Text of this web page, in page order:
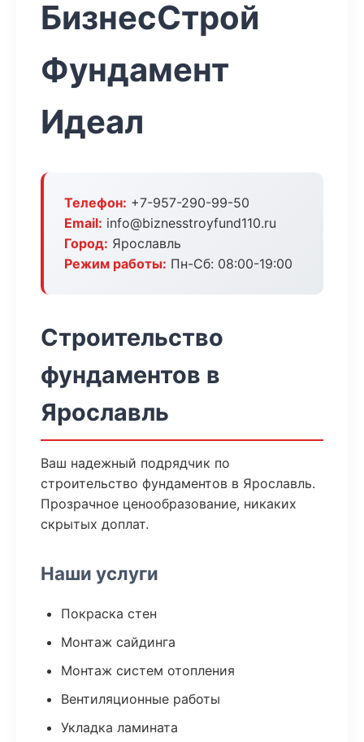
БизнесСтрой
Фундамент
Идеал
Телефон: +7-957-290-99-50
Email: info@biznesstroyfund110.ru
Город: Ярославль
Режим работы: Пн-Сб: 08:00-19:00
Строительство
фундаментов в
Ярославль
Ваш надежный подрядчик по
строительство фундаментов в Ярославль.
Прозрачное ценообразование, никаких
скрытых доплат.
Наши услуги
Покраска стен
Монтаж сайдинга
Монтаж систем отопления
Вентиляционные работы
Укладка ламината